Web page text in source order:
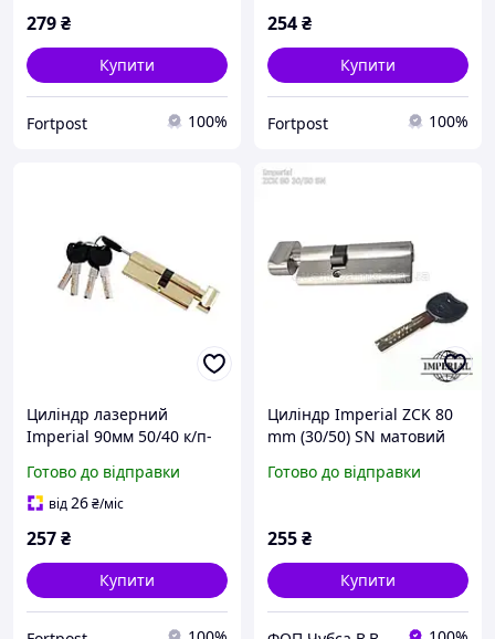
279₴
Купити
Fortpost 100%
254₴
Купити
Fortpost 100%
Циліндр лазерний
Imperial 90мм 50/40 к/п-
50/40 SN)
Готово до відправки
від26₴/міс
257₴
Купити
Циліндр Imperial ZCK 80
mm (30/50) SN матовий
Готово до відправки
255₴
Купити